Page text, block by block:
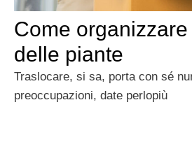
Come
delle piante
Traslocare, si sa, porta con sé
preoccupazioni, date perlopiù